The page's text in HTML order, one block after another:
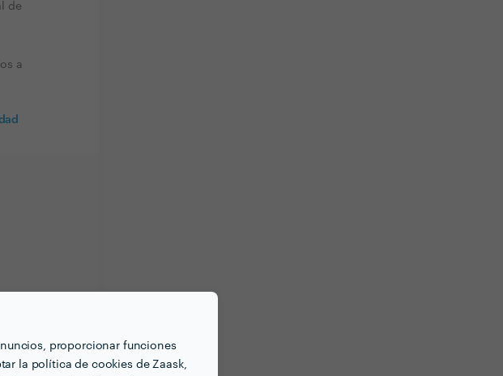
proporcionar funciones
la política de cookies de Zaask,
de
a